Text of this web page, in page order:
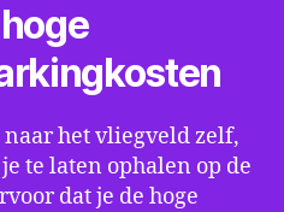
het vliegveld zelf,
te laten ophalen op de
dat je de hoge